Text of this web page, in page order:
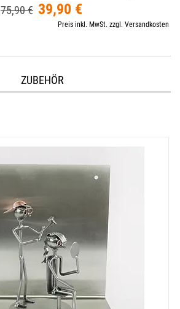
75,90 € 39,90 €
Preis inkl. MwSt. zzgl. Versandkosten
ZUBEHÖR